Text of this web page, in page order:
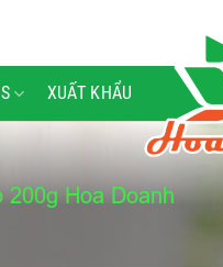
XUẤT KHẨU
200g Hoa Doanh